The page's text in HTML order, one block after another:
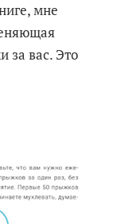
мне
за вас. Это